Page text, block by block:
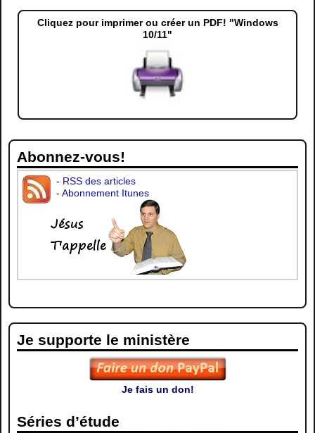
Cliquez pour imprimer ou créer un PDF! "Windows
10/11"
Abonnez-vous!
- RSS des articles
-Abonnement Itunes
Je supporte le ministère
Je fais un don!
Séries d’étude